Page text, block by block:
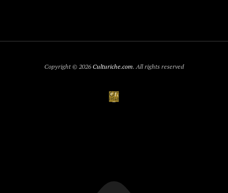
Copyright © 2026Culturiche.com. All rights reserved